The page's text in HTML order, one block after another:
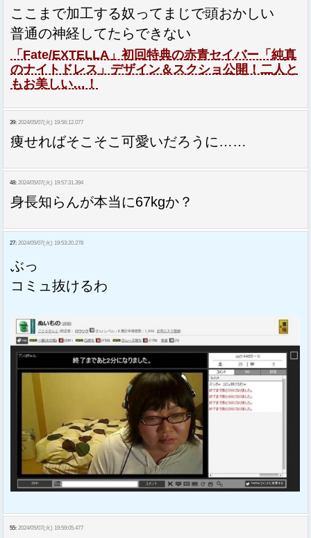
ここまで加工する奴ってまじで頭おかしい
普通の神経してたらできない
「Fate/EXTELLA」初回特典の赤青セイバー「純真
のナイトドレス」デザイン＆スクショ公開！二人と
もお美しい…！
39: 2024/05/07(火) 19:56:12.077
痩せればそこそこ可愛いだろうに……
48: 2024/05/07(火) 19:57:31.394
身長知らんが本当に67kgか？
27: 2024/05/07(火) 19:53:20.278
ぶっ
コミュ抜けるわ
55: 2024/05/07(火) 19:59:05.477